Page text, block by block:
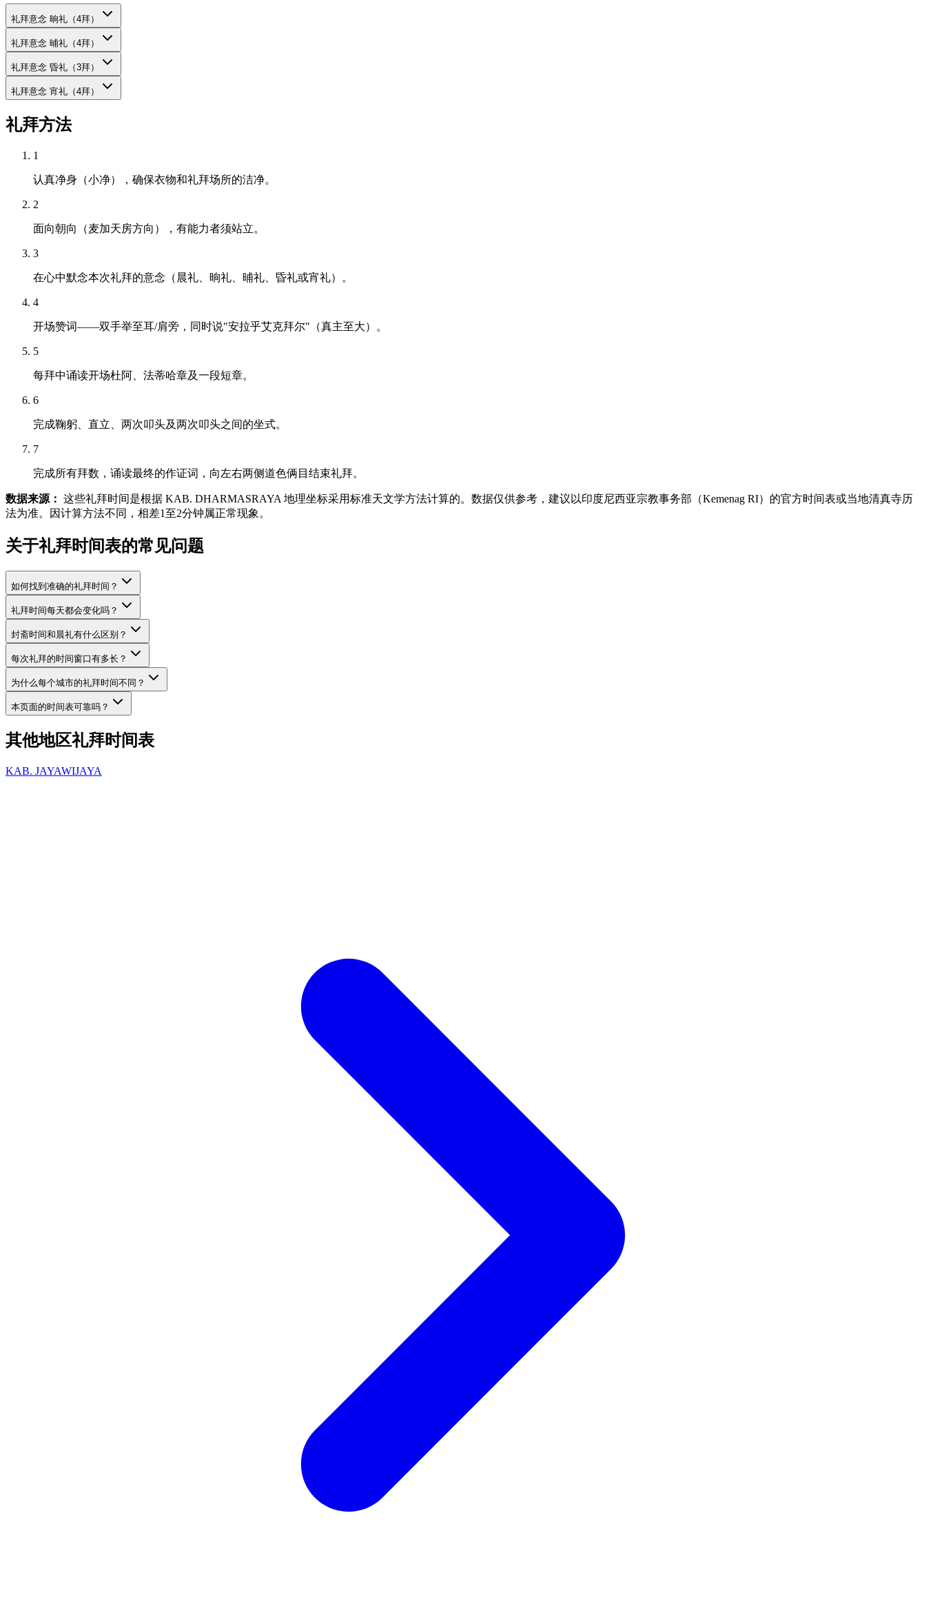
礼拜意念 晌礼（4拜）
礼拜意念 晡礼（4拜）
礼拜意念 昏礼（3拜）
礼拜意念 宵礼（4拜）
礼拜方法
1
认真净身（小净），确保衣物和礼拜场所的洁净。
2
面向朝向（麦加天房方向），有能力者须站立。
3
在心中默念本次礼拜的意念（晨礼、晌礼、晡礼、昏礼或宵礼）。
4
开场赞词——双手举至耳/肩旁，同时说"安拉乎艾克拜尔"（真主至大）。
5
每拜中诵读开场杜阿、法蒂哈章及一段短章。
6
完成鞠躬、直立、两次叩头及两次叩头之间的坐式。
7
完成所有拜数，诵读最终的作证词，向左右两侧道色俩目结束礼拜。
数据来源： 这些礼拜时间是根据 KAB. DHARMASRAYA 地理坐标采用标准天文学方法计算的。数据仅供参考，建议以印度尼西亚宗教事务部（Kemenag RI）的官方时间表或当地清真寺历
法为准。因计算方法不同，相差1至2分钟属正常现象。
关于礼拜时间表的常见问题
如何找到准确的礼拜时间？
礼拜时间每天都会变化吗？
封斋时间和晨礼有什么区别？
每次礼拜的时间窗口有多长？
为什么每个城市的礼拜时间不同？
本页面的时间表可靠吗？
其他地区礼拜时间表
KAB. JAYAWIJAYA